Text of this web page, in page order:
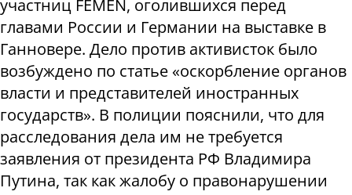
участниц FEMEN, оголившихся перед
главами России и Германии на выставке в
Ганновере. Дело против активисток было
возбуждено по статье «оскорбление органов
власти и представителей иностранных
государств». В полиции пояснили, что для
расследования дела им не требуется
заявления от президента РФ Владимира
Путина, так как жалобу о правонарушении